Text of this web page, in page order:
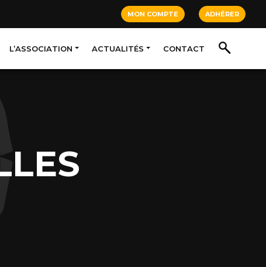
MON COMPTE ADHÉRER
L’ASSOCIATION ACTUALITÉS CONTACT